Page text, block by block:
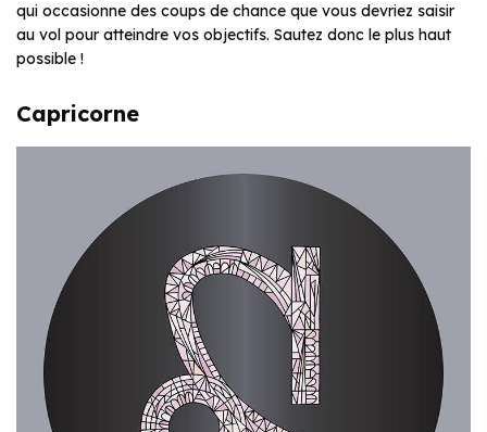
qui occasionne des coups de chance que vous devriez saisir
au vol pour atteindre vos objectifs. Sautez donc le plus haut
possible !
Capricorne